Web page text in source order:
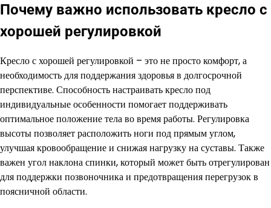
Почему важно использовать кресло с
хорошей регулировкой
Кресло с хорошей регулировкой – это не просто комфорт, а
необходимость для поддержания здоровья в долгосрочной
перспективе. Способность настраивать кресло под
индивидуальные особенности помогает поддерживать
оптимальное положение тела во время работы. Регулировка
высоты позволяет расположить ноги под прямым углом,
улучшая кровообращение и снижая нагрузку на суставы. Также
важен угол наклона спинки, который может быть отрегулирован
для поддержки позвоночника и предотвращения перегрузок в
поясничной области.